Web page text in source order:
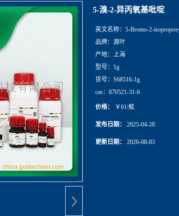
5-溴-2-异丙氧基吡啶
英文名称： 5-Bromo-2-
品牌： 源叶
产地： 上海
型号： 1g
货号： S68516-1g
cas： 870521-31-6
价格： ￥61/瓶
发布日期： 2025-04-28
更新日期： 2026-08-03